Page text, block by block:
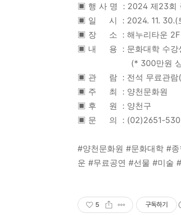
▣ 행 사 명 : 2024 제23회
▣ 일 시 : 2024. 11. 30.(
▣ 장 소 : 해누리타운 2F
▣ 내 용 : 문화대학 수강생
(* 300만원 상당
▣ 관 람 : 전석 무료관람(
▣ 주 최 : 양천문화원
▣ 후 원 : 양천구
▣ 문 의 : (02)2651-5300
#양천문화원 #문화대학 #
운 #무료공연 #선물 #미술
5 구독하기